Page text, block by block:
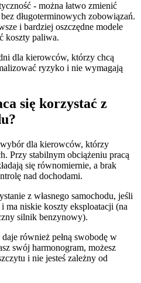
- można łatwo zmienić
długoterminowych zobowiązań.
i bardziej oszczędne modele
koszty paliwa.
dla kierowców, którzy chcą
ryzyko i nie wymagają
się korzystać z
wybór dla kierowców, którzy
Przy stabilnym obciążeniu pracą
się równomiernie, a brak
nad dochodami.
z własnego samochodu, jeśli
ma niskie koszty eksploatacji (na
silnik benzynowy).
również pełną swobodę w
swój harmonogram, możesz
i nie jesteś zależny od